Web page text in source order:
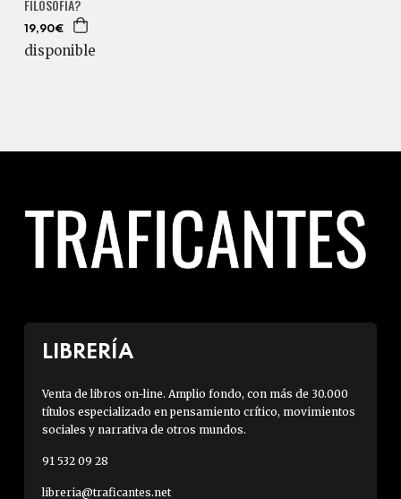
FILOSOFÍA?
19,90€
disponible
LIBRERÍA
Venta de libros on-line. Amplio fondo, con más de 30.000
títulos especializado en pensamiento crítico, movimientos
sociales y narrativa de otros mundos.
91 532 09 28
libreria@traficantes.net